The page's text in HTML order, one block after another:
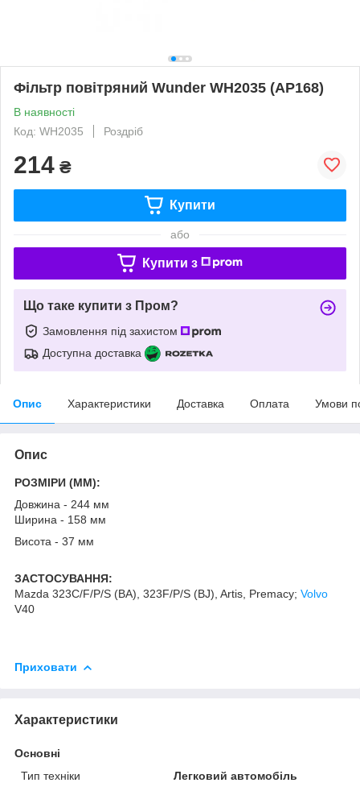
Фільтр повітряний Wunder WH2035 (AP168)
В наявності
Код: WH2035
Роздріб
214 ₴
Купити
або
Купити з
Що таке купити з Пром?
Замовлення під захистом
Доступна доставка
Опис Характеристики Доставка Оплата Умови
Опис
РОЗМІРИ (MM):
Довжина - 244 мм
Ширина - 158 мм
Висота - 37 мм
ЗАСТОСУВАННЯ:
Mazda 323C/F/P/S (BA), 323F/P/S (BJ), Artis, Premacy; Volvo
V40
Приховати
Характеристики
Основні
Тип техніки
Легковий автомобіль